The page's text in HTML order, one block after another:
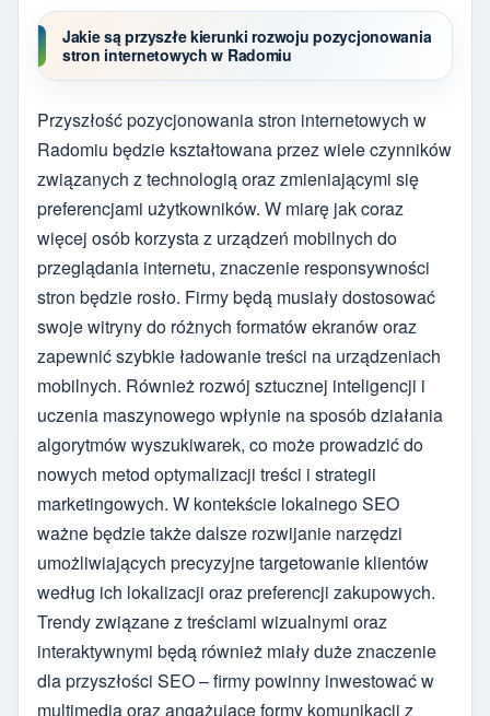
Jakie są przyszłe kierunki rozwoju pozycjonowania
stron internetowych w Radomiu
Przyszłość pozycjonowania stron internetowych w
Radomiu będzie kształtowana przez wiele czynników
związanych z technologią oraz zmieniającymi się
preferencjami użytkowników. W miarę jak coraz
więcej osób korzysta z urządzeń mobilnych do
przeglądania internetu, znaczenie responsywności
stron będzie rosło. Firmy będą musiały dostosować
swoje witryny do różnych formatów ekranów oraz
zapewnić szybkie ładowanie treści na urządzeniach
mobilnych. Również rozwój sztucznej inteligencji i
uczenia maszynowego wpłynie na sposób działania
algorytmów wyszukiwarek, co może prowadzić do
nowych metod optymalizacji treści i strategii
marketingowych. W kontekście lokalnego SEO
ważne będzie także dalsze rozwijanie narzędzi
umożliwiających precyzyjne targetowanie klientów
według ich lokalizacji oraz preferencji zakupowych.
Trendy związane z treściami wizualnymi oraz
interaktywnymi będą również miały duże znaczenie
dla przyszłości SEO – firmy powinny inwestować w
multimedia oraz angażujące formy komunikacji z